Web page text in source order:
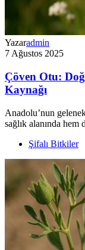
Yazaradmin
7 Ağustos 2025
Çöven Otu:
Kaynağı
Anadolu’nun
sağlık alanında
Şifalı Bitkiler